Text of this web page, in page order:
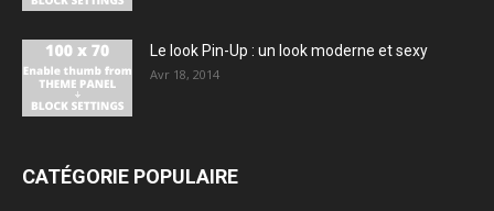
Le look Pin-Up : un look moderne et sexy
Avr 18, 2014
CATÉGORIE POPULAIRE